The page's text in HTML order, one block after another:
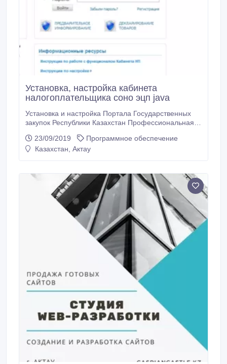
Установка, настройка кабинета
налогоплательщика соно эцп java
Установка и настройка Портала Государственных
закупок Республики Казахстан Профессиональная
веб-портала государственных закупок • Установка и
настройка Вашего компьютера для работы с
23/09/2019
Программное обеспечение
Казахстан, Актау